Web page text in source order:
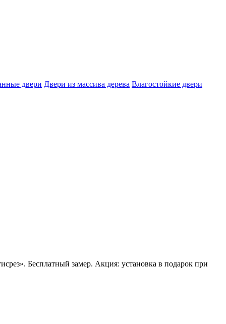
двери Двери из массива дерева Влагостойкие двери
Бесплатный замер. Акция: установка в подарок при